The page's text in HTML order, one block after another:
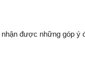
được những góp ý